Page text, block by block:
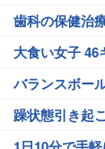
歯科の保健治
大食い女子 46
バランスボー
躁状態引き起